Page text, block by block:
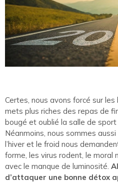
Certes, nous avons forcé sur
mets plus riches des repas de
bougé et oublié la salle de
Néanmoins, nous sommes
l’hiver et le froid nous
forme, les virus rodent, le moral
avec le manque de luminosité.
d’attaquer une bonne détox